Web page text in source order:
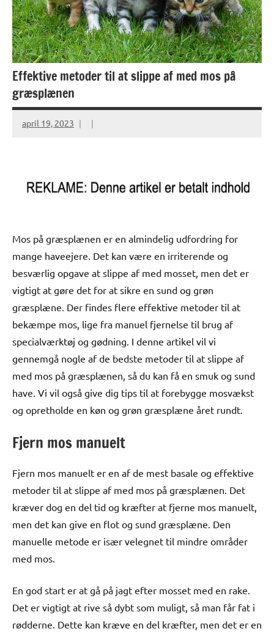
Effektive metoder til at slippe af med mos på
græsplænen
april 19, 2023
Mos på græsplænen er en almindelig udfordring for
mange haveejere. Det kan være en irriterende og
besværlig opgave at slippe af med mosset, men det er
vigtigt at gøre det for at sikre en sund og grøn
græsplæne. Der findes flere effektive metoder til at
bekæmpe mos, lige fra manuel fjernelse til brug af
specialværktøj og gødning. I denne artikel vil vi
gennemgå nogle af de bedste metoder til at slippe af
med mos på græsplænen, så du kan få en smuk og sund
have. Vi vil også give dig tips til at forebygge mosvækst
og opretholde en køn og grøn græsplæne året rundt.
Fjern mos manuelt
Fjern mos manuelt er en af de mest basale og effektive
metoder til at slippe af med mos på græsplænen. Det
kræver dog en del tid og kræfter at fjerne mos manuelt,
men det kan give en flot og sund græsplæne. Den
manuelle metode er især velegnet til mindre områder
med mos.
En god start er at gå på jagt efter mosset med en rake.
Det er vigtigt at rive så dybt som muligt, så man får fat i
rødderne. Dette kan kræve en del kræfter, men det er en